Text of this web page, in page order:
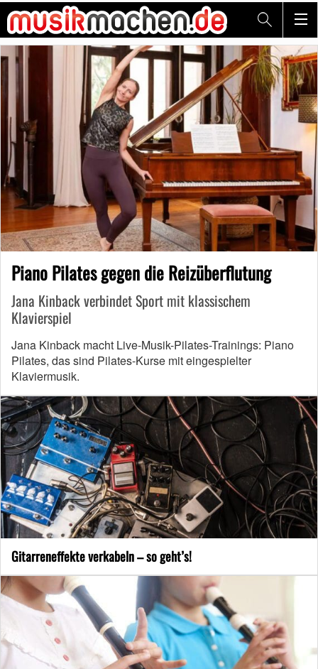
Piano Pilates gegen die Reizüberflutung
Jana Kinback verbindet Sport mit klassischem
Klavierspiel
Jana Kinback macht Live-Musik-Pilates-Trainings: Piano
Pilates, das sind Pilates-Kurse mit eingespielter
Klaviermusik.
Gitarreneffekte verkabeln – so geht’s!